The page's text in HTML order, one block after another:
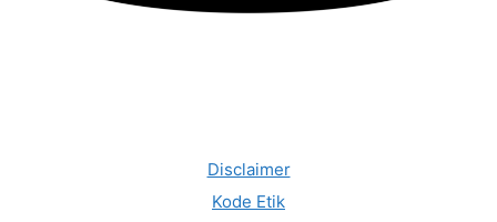
Disclaimer
Kode Etik